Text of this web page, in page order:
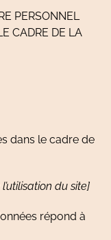
PERSONNEL
CADRE DE LA
dans le cadre de
du site]
répond à